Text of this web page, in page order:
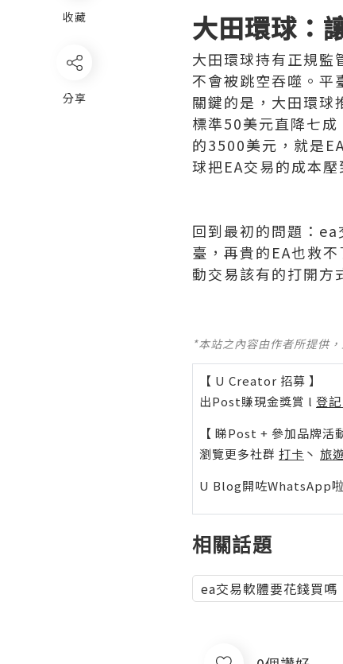
收藏
分享
大田環球：
大田環球持有正規監
不會被跳空吞噬。平
關鍵的是，大田環
標準50美元直降七
的3500美元，就是
球把EA交易的成本壓
回到最初的問題：
臺，再貴的EA也救
動交易該有的打開方
*本站之內容由作者所提供
【 U Creator 招募 】
出Post賺現金獎賞 l 登
【 睇Post + 參加品牌活
瀏覽更多社群 打卡 丶 旅
U Blog開咗WhatsApp
相關話題
ea交易軟體要花錢買嗎